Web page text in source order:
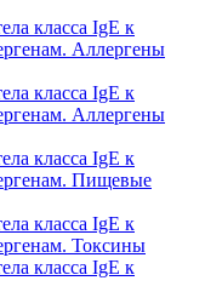
класса IgE к
Аллергены
класса IgE к
Аллергены
класса IgE к
Пищевые
класса IgE к
Токсины
класса IgE к